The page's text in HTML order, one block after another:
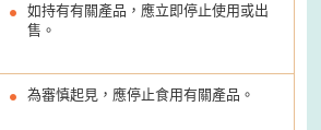
如持有有關產品，應立即停止使用或出
售。
為審慎起見，應停止食用有關產品。